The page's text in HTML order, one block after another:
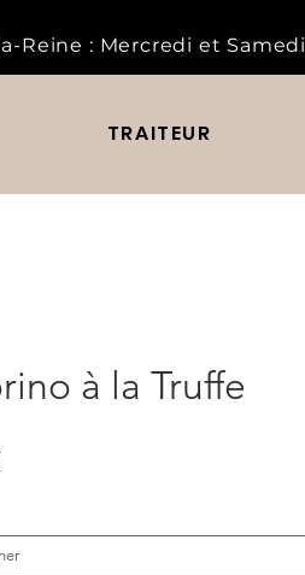
Reine : Mercredi et Samedi
TRAITEUR
à la Truffe
Prix